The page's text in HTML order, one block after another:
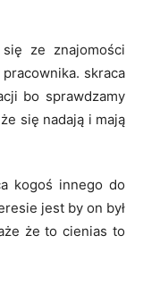
się ze znajomości
skraca
bo sprawdzamy
się nadają i mają
kogoś innego do
jest by on był
że to cienias to